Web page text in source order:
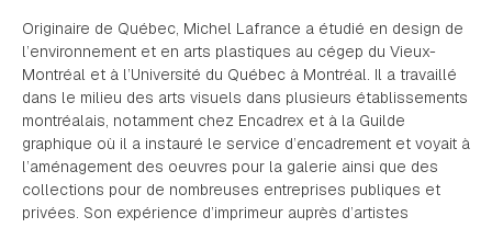
Originaire de Québec, Michel Lafrance a étudié en design de
l’environnement et en arts plastiques au cégep du Vieux-
Montréal et à l’Université du Québec à Montréal. Il a travaillé
dans le milieu des arts visuels dans plusieurs établissements
montréalais, notamment chez Encadrex et à la Guilde
graphique où il a instauré le service d’encadrement et voyait à
l’aménagement des oeuvres pour la galerie ainsi que des
collections pour de nombreuses entreprises publiques et
privées. Son expérience d’imprimeur auprès d’artistes